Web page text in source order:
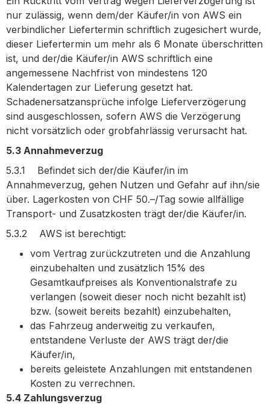
nur zulässig, wenn dem/der Käufer/in von AWS ein
verbindlicher Liefertermin schriftlich zugesichert wurde,
dieser Liefertermin um mehr als 6 Monate überschritten
ist, und der/die Käufer/in AWS schriftlich eine
angemessene Nachfrist von mindestens 120
Kalendertagen zur Lieferung gesetzt hat.
Schadenersatzansprüche infolge Lieferverzögerung
sind ausgeschlossen, sofern AWS die Verzögerung
nicht vorsätzlich oder grobfahrlässig verursacht hat.
5.3 Annahmeverzug
5.3.1 Befindet sich der/die Käufer/in im
Annahmeverzug, gehen Nutzen und Gefahr auf ihn/sie
über. Lagerkosten von CHF 50.–/Tag sowie allfällige
Transport- und Zusatzkosten trägt der/die Käufer/in.
5.3.2 AWS ist berechtigt:
vom Vertrag zurückzutreten und die Anzahlung
einzubehalten und zusätzlich 15% des
Gesamtkaufpreises als Konventionalstrafe zu
verlangen (soweit dieser noch nicht bezahlt ist)
bzw. (soweit bereits bezahlt) einzubehalten,
das Fahrzeug anderweitig zu verkaufen,
entstandene Verluste der AWS trägt der/die
Käufer/in,
bereits geleistete Anzahlungen mit entstandenen
Kosten zu verrechnen.
5.4 Zahlungsverzug